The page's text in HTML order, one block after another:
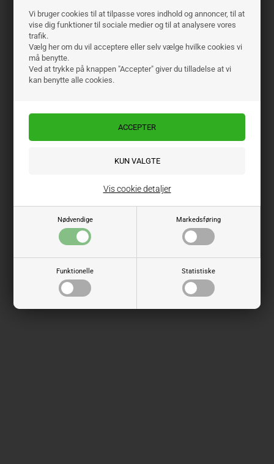
Vi bruger cookies til at tilpasse vores indhold og annoncer, til at
vise dig funktioner til sociale medier og til at analysere vores
trafik.
Vælg her om du vil acceptere eller selv vælge hvilke cookies vi
må benytte.
Ved at trykke på knappen "Accepter" giver du tilladelse at vi
kan benytte alle cookies.
Nødvendige Markedsføring
Funktionelle Statistiske
Vis cookie detaljer